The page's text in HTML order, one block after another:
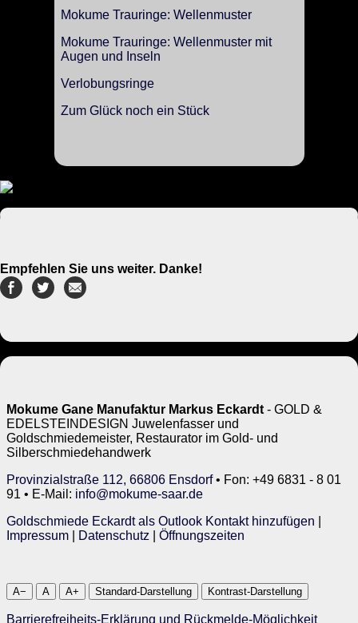
Mokume Trauringe: Wellenmuster
Mokume Trauringe: Wellenmuster mit
Augen und Inseln
Verlobungsringe
Zum Glück noch ein Stück
Empfehlen Sie uns weiter. Danke!
Mokume Gane Manufaktur Markus Eckardt - GOLD &
EDELSTEINDESIGN Juwelenfasser und
Goldschmiedemeister, Restaurator im Gold- und
Silberschmiedehandwerk
Provinzialstraße 112, 66806 Ensdorf• Fon: +49 6831 - 8 01
91 • E-Mail: info@mokume-saar.de
Goldschmiede Eckardt als Outlook Kontakt hinzufügen
Impressum
Datenschutz Öffnungszeiten
A− A A+ Standard-Darstellung Kontrast-Darstellung
Barrierefreiheits-Erklärung und Rückmelde-Möglichkeit